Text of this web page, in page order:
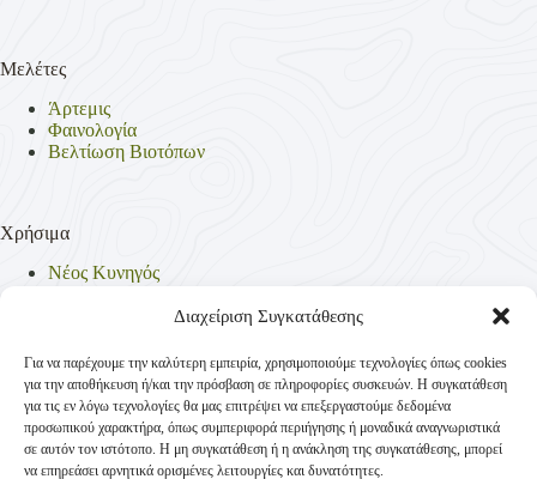
Διαχείριση Συγκατάθεσης
Για να παρέχουμε την καλύτερη εμπειρία, χρησιμοποιούμε τεχνολογίες όπως cookies
για την αποθήκευση ή/και την πρόσβαση σε πληροφορίες συσκευών. Η συγκατάθεση
για τις εν λόγω τεχνολογίες θα μας επιτρέψει να επεξεργαστούμε δεδομένα
προσωπικού χαρακτήρα, όπως συμπεριφορά περιήγησης ή μοναδικά αναγνωριστικά
σε αυτόν τον ιστότοπο. Η μη συγκατάθεση ή η ανάκληση της συγκατάθεσης, μπορεί
να επηρεάσει αρνητικά ορισμένες λειτουργίες και δυνατότητες.
Μελέτες
Άρτεμις
Φαινολογία
Βελτίωση Βιοτόπων
Χρήσιμα
Νέος Κυνηγός
Νομοθεσία
Πολιτική Απορρήτου
Πολιτική Cookies (ΕΕ)